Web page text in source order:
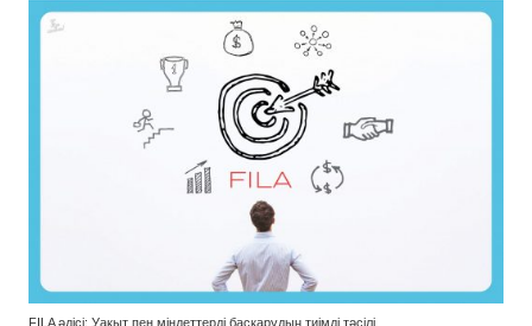
FILA әдісі: Уақыт пен міндеттерді басқарудың тиімді тәсілі